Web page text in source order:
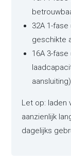
32A 1-
geschikte
16A 3-
aansluiting)
Let op: laden
aanzienlijk
dagelijks